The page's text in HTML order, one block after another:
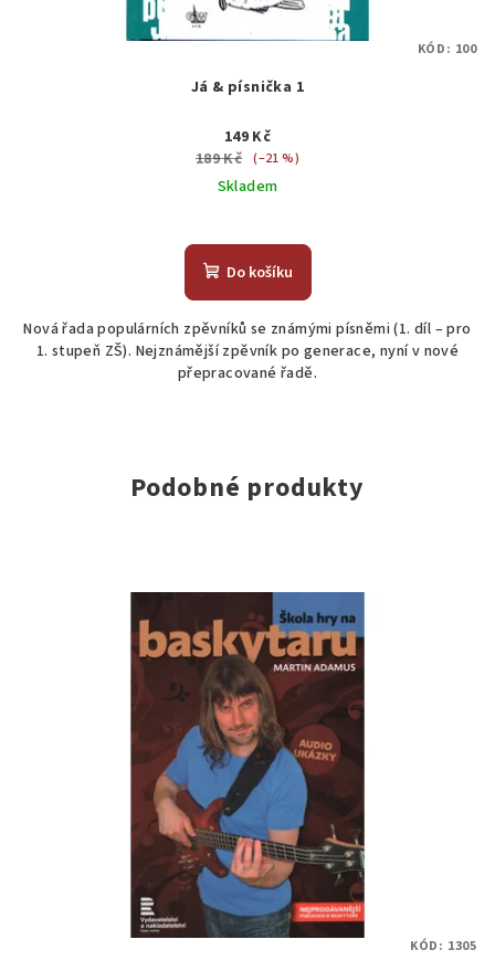
Já & písnička 1
149 Kč
189 Kč (–21 %)
Skladem
hodnocení
produktu
z
5
hvězdiček.
Do košíku
Nová řada populárních zpěvníků se známými písněmi (1. díl – pro
1. stupeň ZŠ). Nejznámější zpěvník po generace, nyní v nové
přepracované řadě.
KÓD: 100
Podobné produkty
KÓD: 1305